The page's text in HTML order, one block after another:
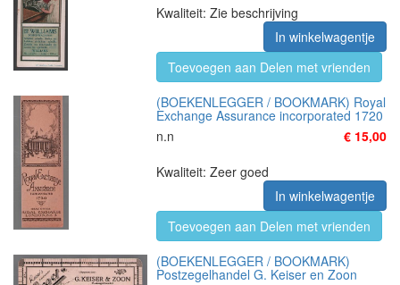
Kwaliteit: Zie beschrijving
In winkelwagentje
Toevoegen aan Delen met vrienden
(BOEKENLEGGER / BOOKMARK) Royal
Exchange Assurance incorporated 1720
n.n
€ 15,00
Kwaliteit: Zeer goed
In winkelwagentje
Toevoegen aan Delen met vrienden
(BOEKENLEGGER / BOOKMARK)
Postzegelhandel G. Keiser en Zoon